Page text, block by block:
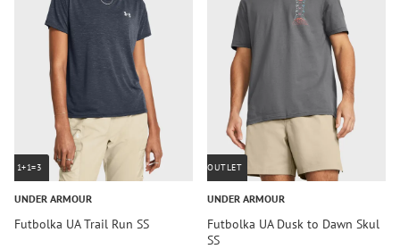
1+1=3
UNDER ARMOUR
Futbolka UA Trail Run SS
OUTLET
UNDER ARMOUR
Futbolka UA Dusk to Dawn Skul
SS